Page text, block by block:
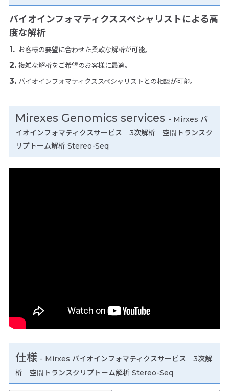
バイオインフォマティクススペシャリストによる高
度な解析
お客様の要望に合わせた柔軟な解析が可能。
複雑な解析をご希望のお客様に最適。
バイオインフォマティクススペシャリストとの相談が可能。
Mirexes Genomics services - Mirxes バ
イオインフォマティクスサービス 3次解析 空間トランスク
リプトーム解析 Stereo-Seq
仕様 - Mirxes バイオインフォマティクスサービス 3次解
析 空間トランスクリプトーム解析 Stereo-Seq